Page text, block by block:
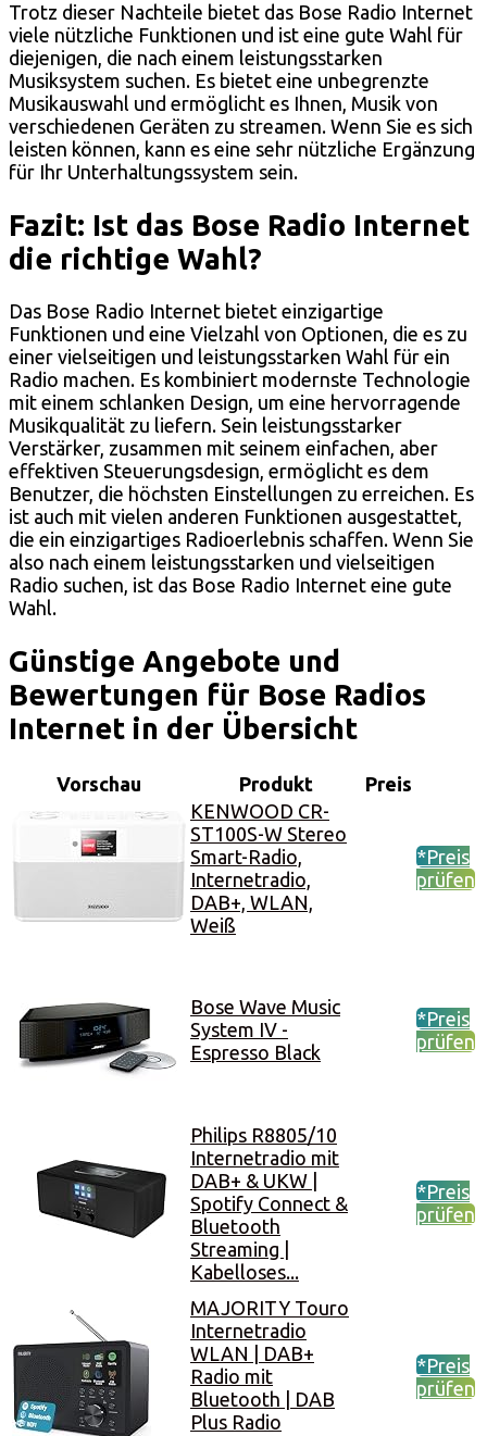
Trotz dieser Nachteile bietet das Bose Radio Internet
viele nützliche Funktionen und ist eine gute Wahl für
diejenigen, die nach einem leistungsstarken
Musiksystem suchen. Es bietet eine unbegrenzte
Musikauswahl und ermöglicht es Ihnen, Musik von
verschiedenen Geräten zu streamen. Wenn Sie es sich
leisten können, kann es eine sehr nützliche Ergänzung
für Ihr Unterhaltungssystem sein.
Fazit: Ist das Bose Radio Internet
die richtige Wahl?
Das Bose Radio Internet bietet einzigartige
Funktionen und eine Vielzahl von Optionen, die es zu
einer vielseitigen und leistungsstarken Wahl für ein
Radio machen. Es kombiniert modernste Technologie
mit einem schlanken Design, um eine hervorragende
Musikqualität zu liefern. Sein leistungsstarker
Verstärker, zusammen mit seinem einfachen, aber
effektiven Steuerungsdesign, ermöglicht es dem
Benutzer, die höchsten Einstellungen zu erreichen. Es
ist auch mit vielen anderen Funktionen ausgestattet,
die ein einzigartiges Radioerlebnis schaffen. Wenn Sie
also nach einem leistungsstarken und vielseitigen
Radio suchen, ist das Bose Radio Internet eine gute
Wahl.
Günstige Angebote und
Bewertungen für Bose Radios
Internet in der Übersicht
Vorschau Produkt
Preis
KENWOOD CR-
ST100S-W Stereo
Smart-Radio,
Internetradio,
DAB+, WLAN,
Weiß
*Preis
prüfen
Bose Wave Music
System IV -
Espresso Black
*Preis
prüfen
Philips R8805/10
Internetradio mit
DAB+ & UKW |
Spotify Connect &
Bluetooth
Streaming |
Kabelloses...
*Preis
prüfen
MAJORITY Touro
Internetradio
WLAN | DAB+
Radio mit
Bluetooth | DAB
Plus Radio
*Preis
prüfen